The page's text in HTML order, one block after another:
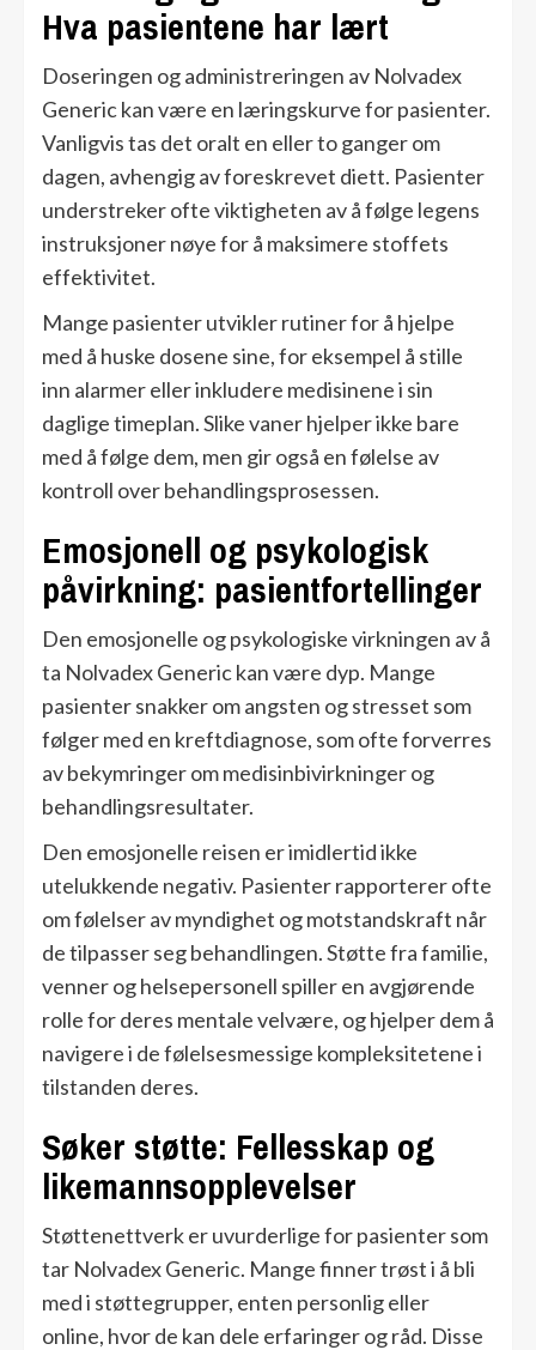
Hva pasientene har lært
Doseringen og administreringen av Nolvadex
Generic kan være en læringskurve for pasienter.
Vanligvis tas det oralt en eller to ganger om
dagen, avhengig av foreskrevet diett. Pasienter
understreker ofte viktigheten av å følge legens
instruksjoner nøye for å maksimere stoffets
effektivitet.
Mange pasienter utvikler rutiner for å hjelpe
med å huske dosene sine, for eksempel å stille
inn alarmer eller inkludere medisinene i sin
daglige timeplan. Slike vaner hjelper ikke bare
med å følge dem, men gir også en følelse av
kontroll over behandlingsprosessen.
Emosjonell og psykologisk
påvirkning: pasientfortellinger
Den emosjonelle og psykologiske virkningen av å
ta Nolvadex Generic kan være dyp. Mange
pasienter snakker om angsten og stresset som
følger med en kreftdiagnose, som ofte forverres
av bekymringer om medisinbivirkninger og
behandlingsresultater.
Den emosjonelle reisen er imidlertid ikke
utelukkende negativ. Pasienter rapporterer ofte
om følelser av myndighet og motstandskraft når
de tilpasser seg behandlingen. Støtte fra familie,
venner og helsepersonell spiller en avgjørende
rolle for deres mentale velvære, og hjelper dem å
navigere i de følelsesmessige kompleksitetene i
tilstanden deres.
Søker støtte: Fellesskap og
likemannsopplevelser
Støttenettverk er uvurderlige for pasienter som
tar Nolvadex Generic. Mange finner trøst i å bli
med i støttegrupper, enten personlig eller
online, hvor de kan dele erfaringer og råd. Disse